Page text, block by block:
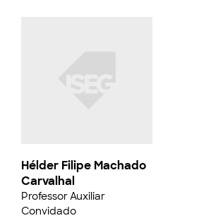
Hélder Filipe Machado
Carvalhal
Professor Auxiliar
Convidado